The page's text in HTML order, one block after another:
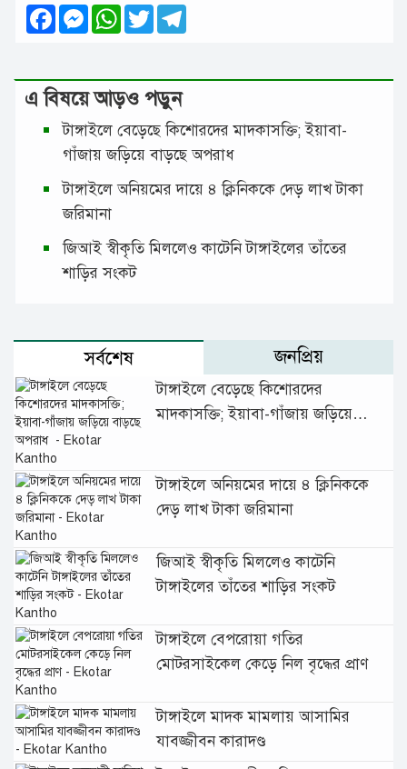
FacebookMessenger
WhatsApp
Twitter
এ বিষয়ে আড়ও পড়ুন
টাঙ্গাইলে বেড়েছে কিশোরদের মাদকাসক্তি; ইয়াবা-
গাঁজায় জড়িয়ে বাড়ছে অপরাধ
টাঙ্গাইলে অনিয়মের দায়ে ৪ ক্লিনিককে দেড় লাখ টাকা
জরিমানা
জিআই স্বীকৃতি মিললেও কাটেনি টাঙ্গাইলের তাঁতের
শাড়ির সংকট
সর্বশেষ জনপ্রিয়
টাঙ্গাইলে বেড়েছে কিশোরদের
মাদকাসক্তি; ইয়াবা-গাঁজায় জড়িয়ে
টাঙ্গাইলে অনিয়মের দায়ে ৪ ক্লিনিককে
দেড় লাখ টাকা জরিমানা
জিআই স্বীকৃতি মিললেও কাটেনি
টাঙ্গাইলের তাঁতের শাড়ির সংকট
টাঙ্গাইলে বেপরোয়া গতির
মোটরসাইকেল কেড়ে নিল বৃদ্ধের প্রাণ
টাঙ্গাইলে মাদক মামলায় আসামির
যাবজ্জীবন কারাদণ্ড